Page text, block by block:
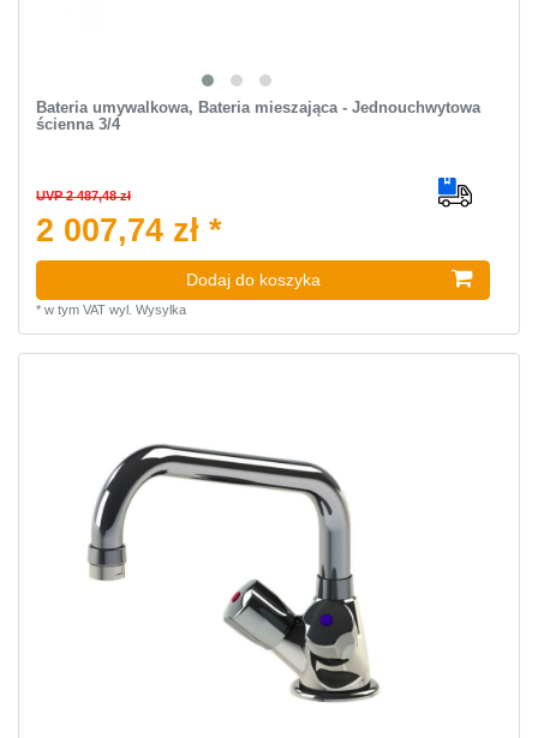
Bateria umywalkowa, Bateria mieszająca - Jednouchwytowa
ścienna 3/4
UVP 2 487,48 zł
2 007,74 zł *
Dodaj do koszyka
* w tym VATwyl. Wysylka